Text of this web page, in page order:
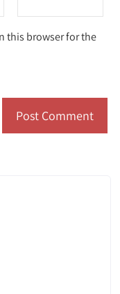
this browser for the